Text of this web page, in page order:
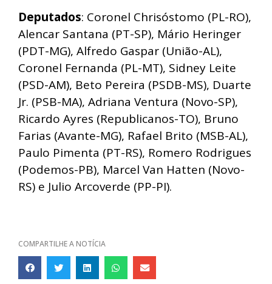
Deputados: Coronel Chrisóstomo (PL-RO),
Alencar Santana (PT-SP), Mário Heringer
(PDT-MG), Alfredo Gaspar (União-AL),
Coronel Fernanda (PL-MT), Sidney Leite
(PSD-AM), Beto Pereira (PSDB-MS), Duarte
Jr. (PSB-MA), Adriana Ventura (Novo-SP),
Ricardo Ayres (Republicanos-TO), Bruno
Farias (Avante-MG), Rafael Brito (MSB-AL),
Paulo Pimenta (PT-RS), Romero Rodrigues
(Podemos-PB), Marcel Van Hatten (Novo-
RS) e Julio Arcoverde (PP-PI).
COMPARTILHE A NOTÍCIA